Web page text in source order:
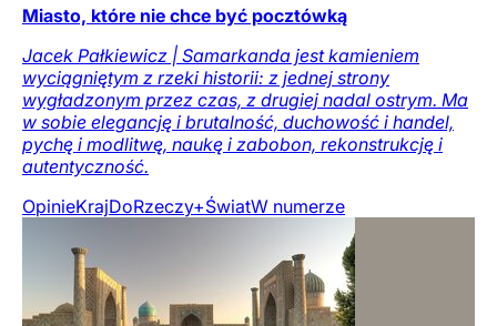
Miasto, które nie chce być pocztówką
Jacek Pałkiewicz | Samarkanda jest kamieniem
wyciągniętym z rzeki historii: z jednej strony
wygładzonym przez czas, z drugiej nadal ostrym. Ma
w sobie elegancję i brutalność, duchowość i handel,
pychę i modlitwę, naukę i zabobon, rekonstrukcję i
autentyczność.
OpinieKrajDoRzeczy+ŚwiatW numerze